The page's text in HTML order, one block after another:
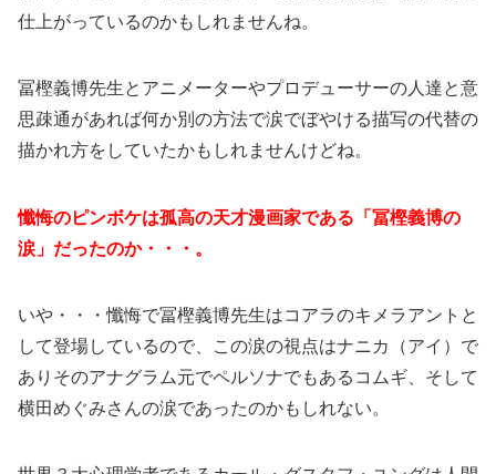
仕上がっているのかもしれませんね。
冨樫義博先生とアニメーターやプロデューサーの人達と意
思疎通があれば何か別の方法で涙でぼやける描写の代替の
描かれ方をしていたかもしれませんけどね。
懺悔のピンボケは孤高の天才漫画家である「冨樫義博の
涙」だったのか・・・。
いや・・・懺悔で冨樫義博先生はコアラのキメラアントと
して登場しているので、この涙の視点はナニカ（アイ）で
ありそのアナグラム元でペルソナでもあるコムギ、そして
横田めぐみさんの涙であったのかもしれない。